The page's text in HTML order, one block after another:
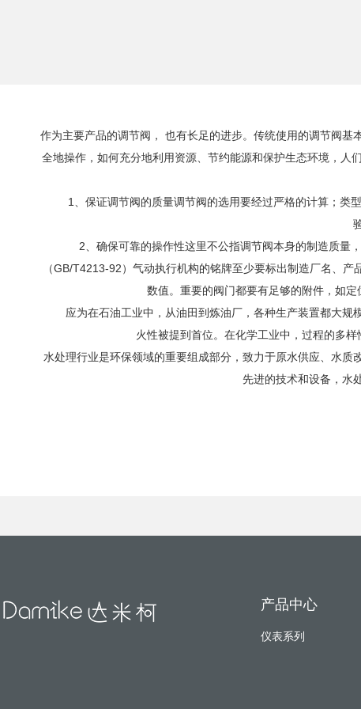
作为主要产品的调节阀， 也有长足的进步。传统使用的调节阀
全地操作，如何充分地利用资源、节约能源和保护生态环境，人
1、保证调节阀的质量调节阀的选用要经过严格的计算；类型
2、确保可靠的操作性这里不公指调节阀本身的制造质量，
（GB/T4213-92）气动执行机构的铭牌至少要标出制造厂名、
数值。重要的阀门都要有足够的附件，如
应为在石油工业中，从油田到炼油厂，各种生产装置都大规模
火性被提到首位。在化学工业中，过程的多
水处理行业是环保领域的重要组成部分，致力于原水供应、水
先进的技术和设备，水
产品中心
仪表系列